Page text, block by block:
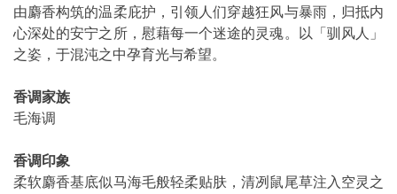
由麝香构筑的温柔庇护，引领人们穿越狂风与暴雨，归抵内
心深处的安宁之所，慰藉每一个迷途的灵魂。以「驯风人」
之姿，于混沌之中孕育光与希望。
香调家族
毛海调
香调印象
柔软麝香基底似马海毛般轻柔贴肤，清冽鼠尾草注入空灵之